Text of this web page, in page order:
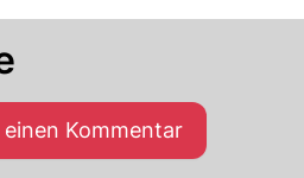
Kommentar